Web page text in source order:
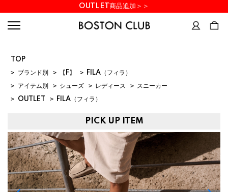
OUTLET商品追加＞＞
TOP
> ブランド別 > 【F】 > FILA（フィラ）
> アイテム別 > シューズ > レディース > スニーカー
> OUTLET > FILA（フィラ）
PICK UP ITEM